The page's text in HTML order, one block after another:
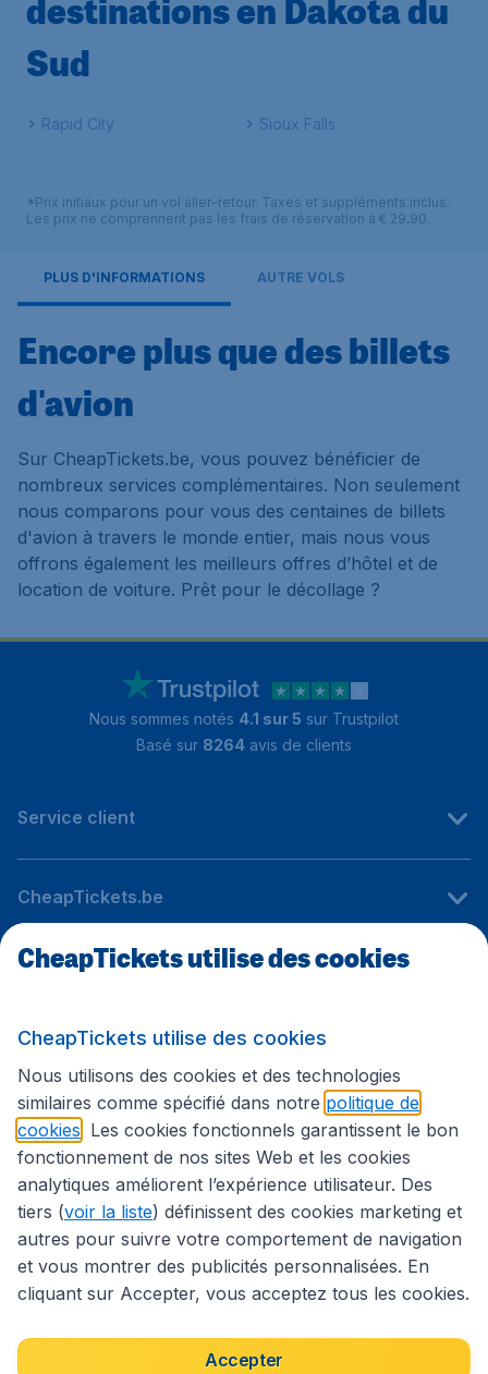
destinations en Dakota du
Sud
Rapid City Sioux Falls
*Prix initiaux pour un vol aller-retour. Taxes et suppléments inclus.
Les prix ne comprennent pas les frais de réservation à € 29,90.
PLUS D'INFORMATIONS AUTRE VOLS
Encore plus que des billets
d'avion
Sur CheapTickets.be, vous pouvez bénéficier de
nombreux services complémentaires. Non seulement
nous comparons pour vous des centaines de billets
d'avion à travers le monde entier, mais nous vous
offrons également les meilleurs offres d’hôtel et de
location de voiture. Prêt pour le décollage ?
Nous sommes notés 4.1 sur 5 sur Trustpilot
Basé sur 8264 avis de clients
Service client
CheapTickets.be
Sites internationaux
Suivez CheapTickets.be
Déclaration d’accessibilité
Conditions générales
Déclaration de confidentialité
CheapTickets utilise des cookies
CheapTickets utilise des cookies
Nous utilisons des cookies et des technologies
similaires comme spécifié dans notre politique de
cookies . Les cookies fonctionnels garantissent le bon
fonctionnement de nos sites Web et les cookies
analytiques améliorent l’expérience utilisateur. Des
tiers (voir la liste) définissent des cookies marketing et
autres pour suivre votre comportement de navigation
et vous montrer des publicités personnalisées. En
cliquant sur Accepter, vous acceptez tous les cookies.
Accepter